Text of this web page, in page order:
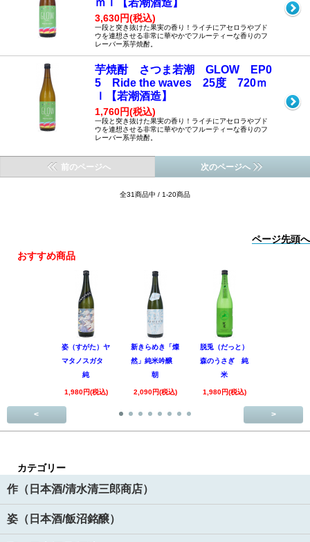
ｍｌ【若潮酒造】
3,630円(税込)
一段と突き抜けた果実の香り！ライチにアセロラやブド
ウを連想させる非常に華やかでフルーティーな香りのフ
レーバー系芋焼酎。
芋焼酎 さつま若潮 GLOW EP0
5 Ride the waves 25度 720ｍ
ｌ【若潮酒造】
1,760円(税込)
一段と突き抜けた果実の香り！ライチにアセロラやブド
ウを連想させる非常に華やかでフルーティーな香りのフ
レーバー系芋焼酎。
前のページへ 次のページへ
全31商品中 / 1-20商品
ページ先頭へ
おすすめ商品
姿（すがた）ヤ
マタノスガタ
純
1,980円(税込)
新きらめき「燦
然」純米吟醸
朝
2,090円(税込)
脱兎（だっと）
森のうさぎ 純
米
1,980円(税込)
< >
カテゴリー
作（日本酒/清水清三郎商店）
姿（日本酒/飯沼銘醸）